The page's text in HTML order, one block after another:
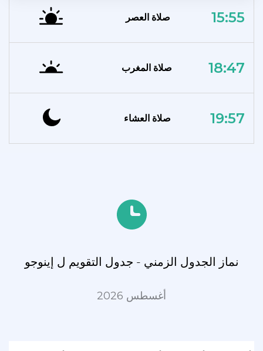
صلاة العصر 15:55
صلاة المغرب 18:47
صلاة العشاء 19:57
نماز الجدول الزمني - جدول التقويم ل إينوجو
أغسطس 2026